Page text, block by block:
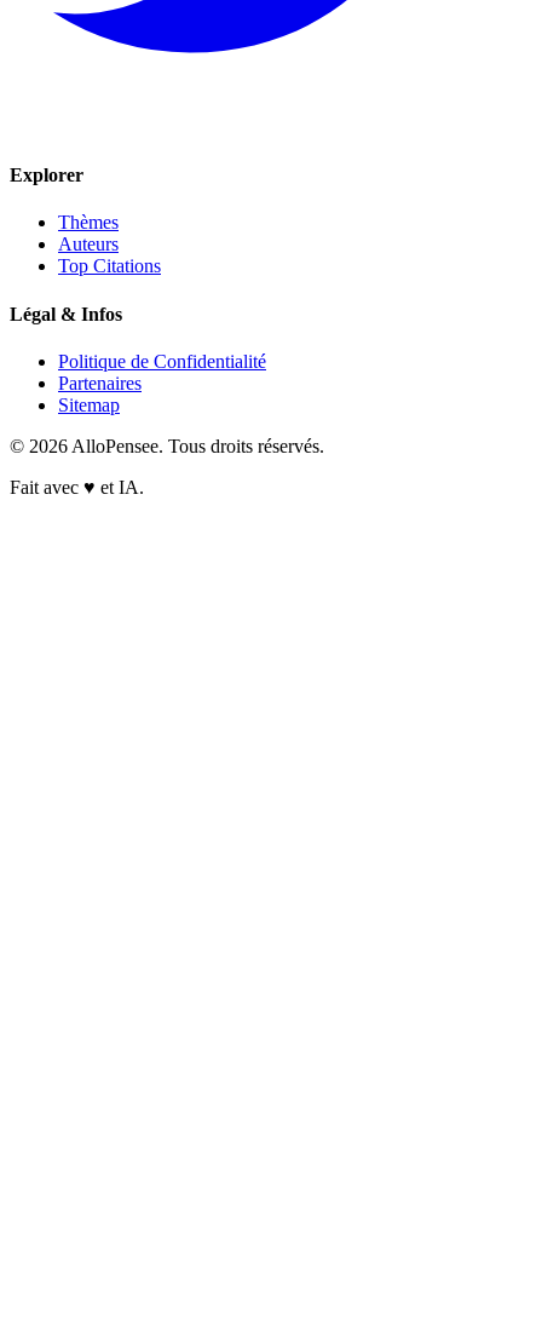
Explorer
Thèmes
Auteurs
Top Citations
Légal & Infos
Politique de Confidentialité
Partenaires
Sitemap
© 2026 AlloPensee. Tous droits réservés.
Fait avec ♥ et IA.